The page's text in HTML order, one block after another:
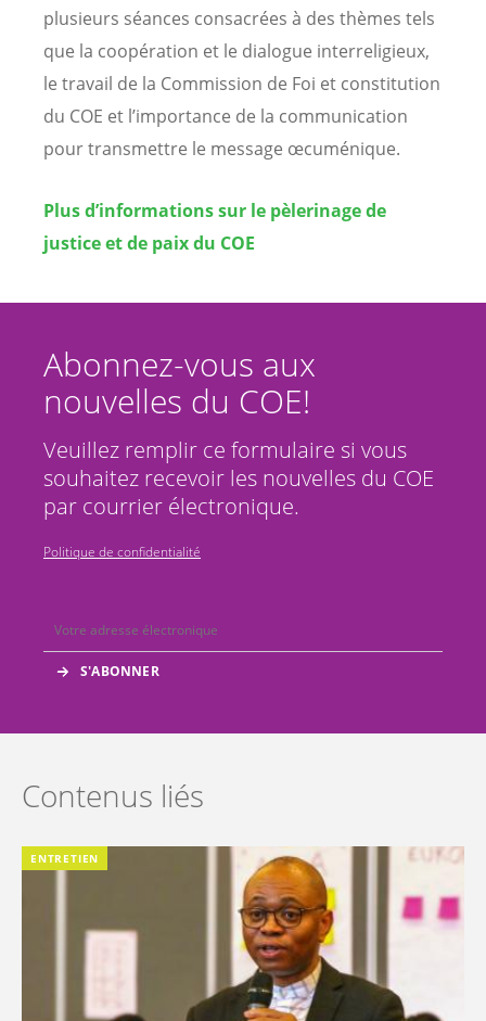
plusieurs séances consacrées à des thèmes tels
que la coopération et le dialogue interreligieux,
le travail de la Commission de Foi et constitution
du COE et l’importance de la communication
pour transmettre le message œcuménique.
Plus d’informations sur le pèlerinage de
justice et de paix du COE
Abonnez-vous aux
nouvelles du COE!
Veuillez remplir ce formulaire si vous
souhaitez recevoir les nouvelles du COE
par courrier électronique.
Politique de confidentialité
Contenus liés
ENTRETIEN